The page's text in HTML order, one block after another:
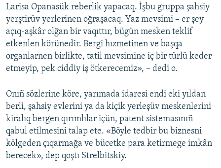
QOŞULIÑIZ!
RFE/RS bütün saytları
Larisa Opanasük reberlik yapacaq. İşbu gruppa şahsiy
yerştirüv yerlerinen oğraşacaq. Yaz mevsimi – er şey
açıq-aşkâr olğan bir vaqıttır, bügün mesken teklif
etkenlen körünedir. Bergi hızmetinen ve başqa
organlarnen birlikte, tatil mevsimine iç bir türlü keder
etmeyip, pek ciddiy iş ötkerecemiz», – dedi o.
Onıñ sözlerine köre, yarımada idaresi endi eki yıldan
berli, şahsiy evlerini ya da kiçik yerleşüv meskenlerini
kiralıq bergen qırımlılar içün, patent sistemasınıñ
qabul etilmesini talap ete. «Böyle tedbir bu biznesni
kölgeden çıqarmağa ve bücetke para ketirmege imkân
berecek», dep qoştı Strelbitskiy.